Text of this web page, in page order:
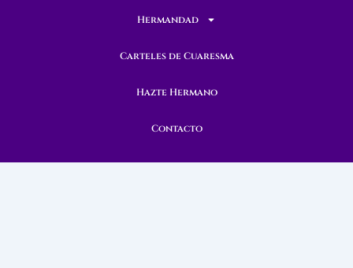
Hermandad
Carteles de Cuaresma
Hazte Hermano
Contacto